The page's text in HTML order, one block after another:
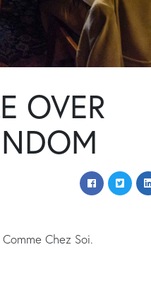
OVER
Chez Soi.